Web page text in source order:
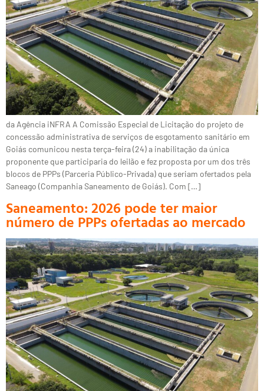
da Agência iNFRA A Comissão Especial de Licitação do projeto de
concessão administrativa de serviços de esgotamento sanitário em
Goiás comunicou nesta terça-feira (24) a inabilitação da única
proponente que participaria do leilão e fez proposta por um dos três
blocos de PPPs (Parceria Público-Privada) que seriam ofertados pela
Saneago (Companhia Saneamento de Goiás). Com […]
Saneamento: 2026 pode ter maior
número de PPPs ofertadas ao mercado